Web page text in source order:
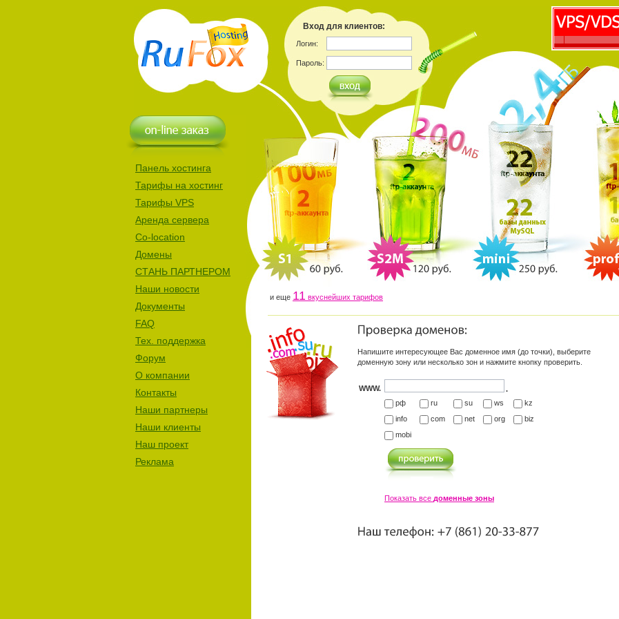
Вход для клиентов:
Логин:
Пароль:
Панель хостинга
Тарифы на хостинг
Тарифы VPS
Аренда сервера
Co-location
Домены
СТАНЬ ПАРТНЕРОМ
Наши новости
Документы
FAQ
Тех. поддержка
Форум
О компании
Контакты
Наши партнеры
Наши клиенты
Наш проект
Реклама
и еще 11 вкуснейших тарифов
Напишите интересующее Вас доменное имя (до точки), выберите
доменную зону или несколько зон и нажмите кнопку проверить.
WWW.
.
рф
ru su ws
kz
info
com net org
biz
mobi
Показать все доменные зоны